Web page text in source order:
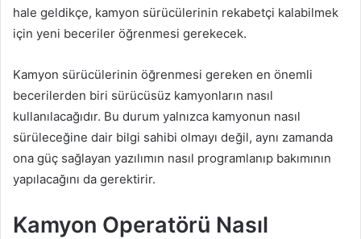
hale geldikçe, kamyon sürücülerinin rekabetçi kalabilmek
için yeni beceriler öğrenmesi gerekecek.
Kamyon sürücülerinin öğrenmesi gereken en önemli
becerilerden biri sürücüsüz kamyonların nasıl
kullanılacağıdır. Bu durum yalnızca kamyonun nasıl
sürüleceğine dair bilgi sahibi olmayı değil, aynı zamanda
ona güç sağlayan yazılımın nasıl programlanıp bakımının
yapılacağını da gerektirir.
Kamyon Operatörü Nasıl